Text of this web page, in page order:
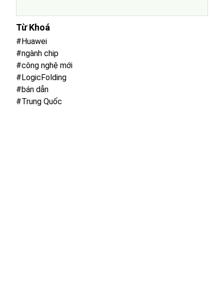
Từ Khoá
#Huawei
#ngành chip
#công nghệ mới
#LogicFolding
#bán dẫn
#Trung Quốc